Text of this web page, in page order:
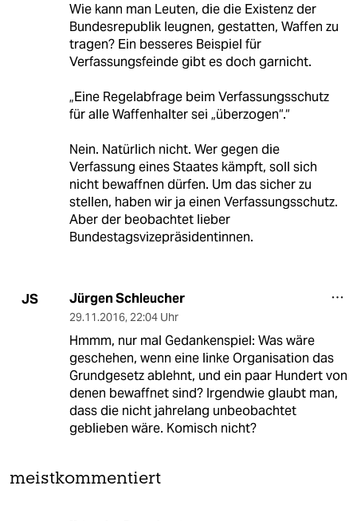
Wie kann man Leuten, die die Existenz der
Bundesrepublik leugnen, gestatten, Waffen zu
tragen? Ein besseres Beispiel für
Verfassungsfeinde gibt es doch garnicht.
„Eine Regelabfrage beim Verfassungsschutz
für alle Waffenhalter sei „überzogen“.“
Nein. Natürlich nicht. Wer gegen die
Verfassung eines Staates kämpft, soll sich
nicht bewaffnen dürfen. Um das sicher zu
stellen, haben wir ja einen Verfassungsschutz.
Aber der beobachtet lieber
Bundestagsvizepräsidentinnen.
JS Jürgen Schleucher
29.11.2016, 22:04 Uhr
Hmmm, nur mal Gedankenspiel: Was wäre
geschehen, wenn eine linke Organisation das
Grundgesetz ablehnt, und ein paar Hundert von
denen bewaffnet sind? Irgendwie glaubt man,
dass die nicht jahrelang unbeobachtet
geblieben wäre. Komisch nicht?
meistkommentiert